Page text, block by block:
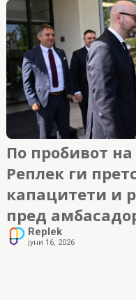
По пробивот
Реплек ги
капацитети и
пред
Replek
јуни 16, 2026